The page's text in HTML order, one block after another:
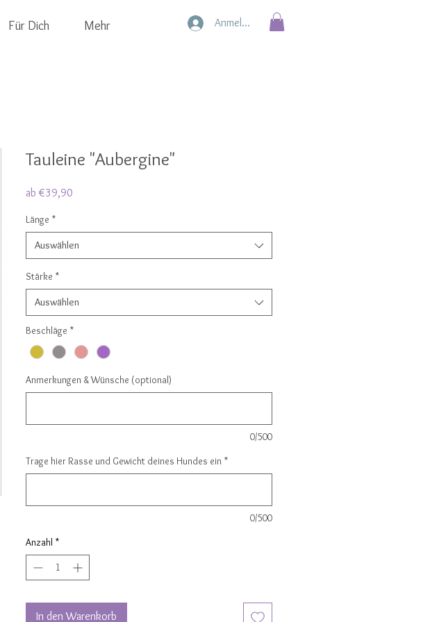
Für Dich Mehr Anmelden
Tauleine "Aubergine"
ab €39,90
Länge *
Auswählen
Stärke *
Auswählen
Beschläge *
Anmerkungen & Wünsche (optional)
0/500
Trage hier Rasse und Gewicht deines Hundes ein *
0/500
Anzahl *
In den Warenkorb